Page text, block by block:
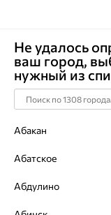
Главная Каталог
Браслет,
Артикул:бр5759
Не удалось
ваш город,
нужный из
Абакан
Абатское
Абдулино